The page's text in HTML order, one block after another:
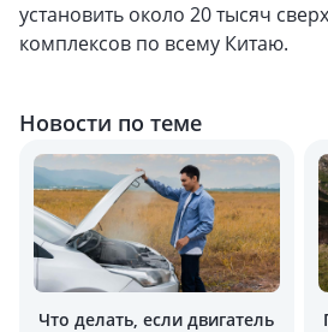
установить около 20 тысяч
комплексов по всему Китаю.
Новости по теме
Что делать, если двигатель